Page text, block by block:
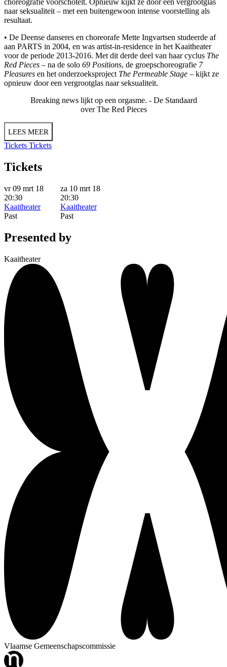
choreografie voorschotelt. Opnieuw kijkt ze door een vergrootglas
naar seksualiteit – met een buitengewoon intense voorstelling als
resultaat.
• De Deense danseres en choreorafe Mette Ingvartsen studeerde af
aan PARTS in 2004, en was artist-in-residence in het Kaaitheater
voor de periode 2013-2016. Met dit derde deel van haar cyclus The
Red Pieces – na de solo 69 Positions, de groepschoreografie 7
Pleasures en het onderzoeksproject The Permeable Stage – kijkt ze
opnieuw door een vergrootglas naar seksualiteit.
Breaking news lijkt op een orgasme. - De Standaard
over The Red Pieces
LEES MEER
Tickets Tickets
Tickets
vr 09 mrt 18
20:30
Kaaitheater
Past
za 10 mrt 18
20:30
Kaaitheater
Past
Presented by
Kaaitheater
Vlaamse Gemeenschapscommissie